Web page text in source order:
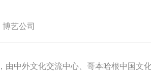
艺公司
中外文化交流中心、哥本哈根中国文